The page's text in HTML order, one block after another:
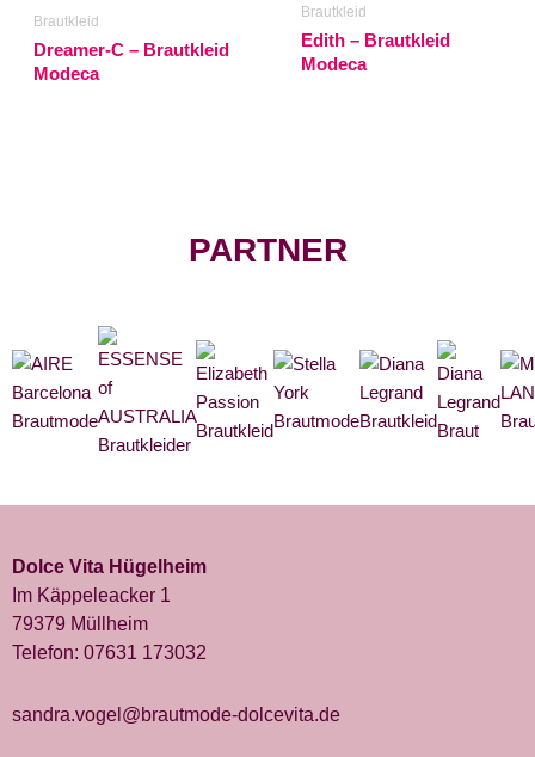
Brautkleid
Dreamer-C – Brautkleid
Modeca
Brautkleid
Edith – Brautkleid
Modeca
PARTNER
Dolce Vita Hügelheim
Im Käppeleacker 1
79379 Müllheim
Telefon: 07631 173032
sandra.vogel@brautmode-dolcevita.de